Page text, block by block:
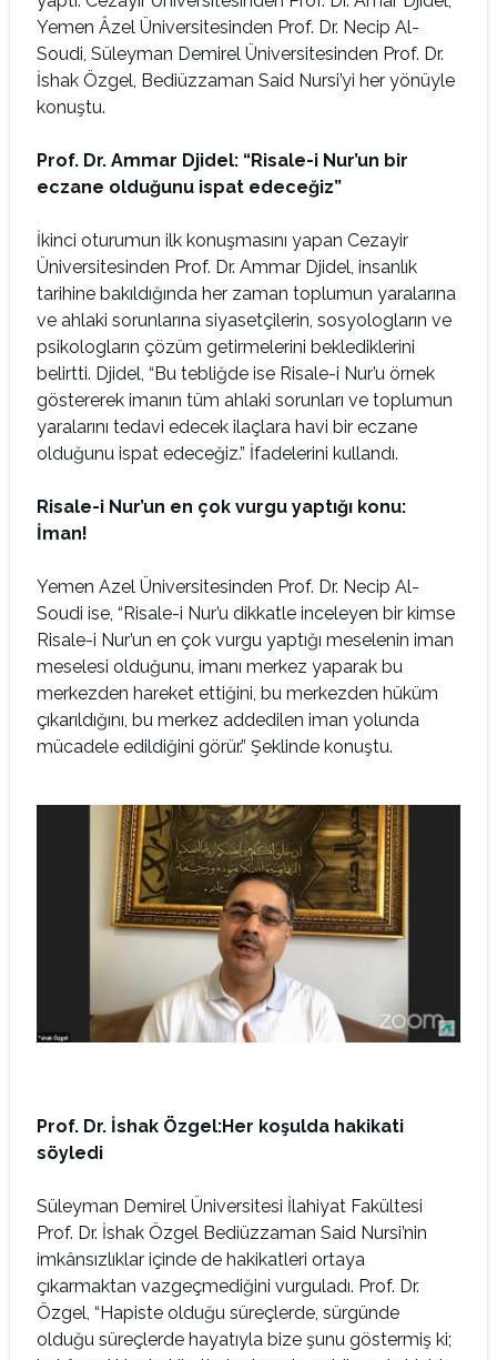
Yemen Âzel Üniversitesinden Prof. Dr. Necip Al-
Soudi, Süleyman Demirel Üniversitesinden Prof. Dr.
İshak Özgel, Bediüzzaman Said Nursi’yi her yönüyle
konuştu.
Prof. Dr. Ammar Djidel: “Risale-i Nur’un bir
eczane olduğunu ispat edeceğiz”
İkinci oturumun ilk konuşmasını yapan Cezayir
Üniversitesinden Prof. Dr. Ammar Djidel, insanlık
tarihine bakıldığında her zaman toplumun yaralarına
ve ahlaki sorunlarına siyasetçilerin, sosyologların ve
psikologların çözüm getirmelerini beklediklerini
belirtti. Djidel, “Bu tebliğde ise Risale-i Nur’u örnek
göstererek imanın tüm ahlaki sorunları ve toplumun
yaralarını tedavi edecek ilaçlara havi bir eczane
olduğunu ispat edeceğiz.” İfadelerini kullandı.
Risale-i Nur’un en çok vurgu yaptığı konu:
İman!
Yemen Azel Üniversitesinden Prof. Dr. Necip Al-
Soudi ise, “Risale-i Nur’u dikkatle inceleyen bir kimse
Risale-i Nur’un en çok vurgu yaptığı meselenin iman
meselesi olduğunu, imanı merkez yaparak bu
merkezden hareket ettiğini, bu merkezden hüküm
çıkarıldığını, bu merkez addedilen iman yolunda
mücadele edildiğini görür.” Şeklinde konuştu.
Prof. Dr. İshak Özgel:Her koşulda hakikati
söyledi
Süleyman Demirel Üniversitesi İlahiyat Fakültesi
Prof. Dr. İshak Özgel Bediüzzaman Said Nursi’nin
imkânsızlıklar içinde de hakikatleri ortaya
çıkarmaktan vazgeçmediğini vurguladı. Prof. Dr.
Özgel, “Hapiste olduğu süreçlerde, sürgünde
olduğu süreçlerde hayatıyla bize şunu göstermiş ki;